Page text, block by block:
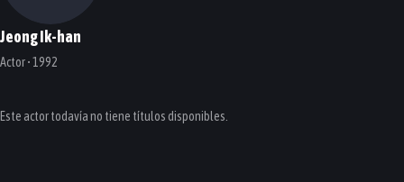
Jeong Ik-han
Actor • 1992
Este actor todavía no tiene títulos disponibles.